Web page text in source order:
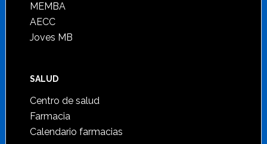
MEMBA
AECC
Joves MB
SALUD
Centro de salud
Farmacia
Calendario farmacias